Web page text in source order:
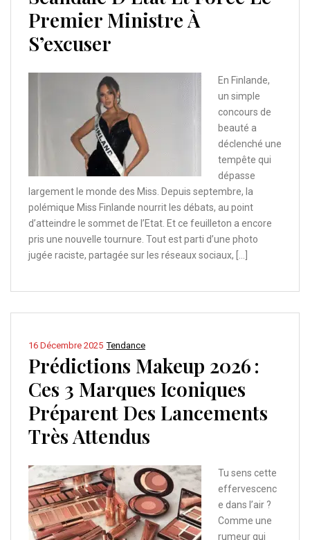
Premier Ministre À
S’excuser
En Finlande,
un simple
concours de
beauté a
déclenché une
tempête qui
dépasse
largement le monde des Miss. Depuis septembre, la
polémique Miss Finlande nourrit les débats, au point
d’atteindre le sommet de l’Etat. Et ce feuilleton a encore
pris une nouvelle tournure. Tout est parti d’une photo
jugée raciste, partagée sur les réseaux sociaux, […]
Tendance
16 Décembre 2025
Prédictions Makeup 2026 :
Ces 3 Marques Iconiques
Préparent Des Lancements
Très Attendus
Tu sens cette
effervescenc
e dans l’air ?
Comme une
rumeur qui